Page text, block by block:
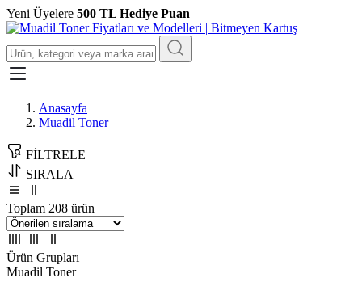
Yeni Üyelere 500 TL Hediye Puan
Anasayfa
Muadil Toner
FİLTRELE
SIRALA
Toplam 208 ürün
Ürün Grupları
Muadil Toner